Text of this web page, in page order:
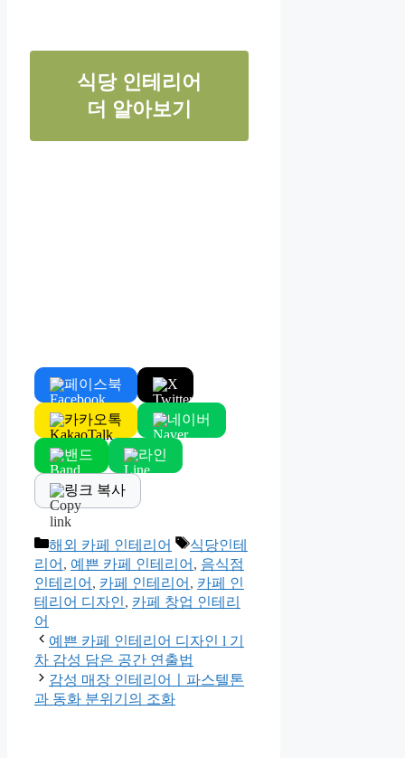
식당 인테리어
더 알아보기
페이스북 X
카카오톡 네이버
밴드 라인
링크 복사
Categories
해외 카페 인테리어 Tags
식당인테
리어 , 예쁜 카페 인테리어 , 음식점
인테리어 , 카페 인테리어 , 카페 인
테리어 디자인, 카페 창업 인테리
어
예쁜 카페 인테리어 디자인 l 기
차 감성 담은 공간 연출법
감성 매장 인테리어ㅣ파스텔톤
과 동화 분위기의 조화